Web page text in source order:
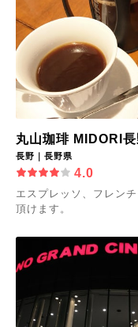
丸山珈琲 MIDORI
長野｜長野県
4.0
エスプレッソ、フレン
頂けます。